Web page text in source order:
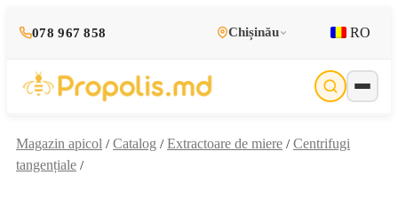
078 967 858 Chișinău RO
Magazin apicol / Catalog / Extractoare de miere / Centrifugi
tangențiale /